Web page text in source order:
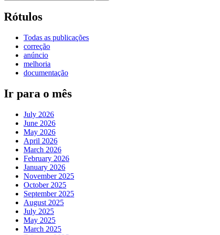
Rótulos
Todas as publicações
correção
anúncio
melhoria
documentação
Ir para o mês
July 2026
June 2026
May 2026
April 2026
March 2026
February 2026
January 2026
November 2025
October 2025
September 2025
August 2025
July 2025
May 2025
March 2025